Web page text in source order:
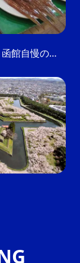
透明でコリッコリ！ 函館自慢のいかをどうぞ